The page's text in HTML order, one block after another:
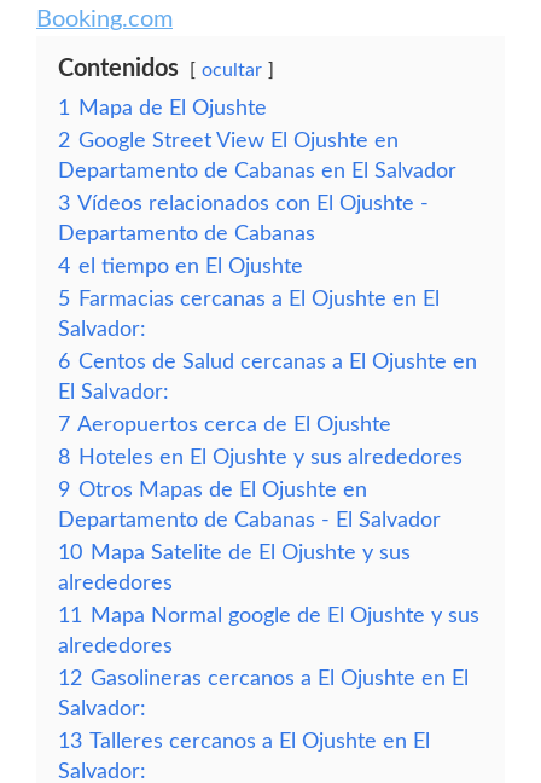
Booking.com
Contenidos ocultar
1
Mapa de El Ojushte
2 Google Street View El Ojushte en
Departamento de Cabanas en El Salvador
3 Vídeos relacionados con El Ojushte -
Departamento de Cabanas
4 el tiempo en El Ojushte
5 Farmacias cercanas a El Ojushte en El
Salvador:
6 Centos de Salud cercanas a El Ojushte en
El Salvador:
7 Aeropuertos cerca de El Ojushte
8 Hoteles en El Ojushte y sus alrededores
9 Otros Mapas de El Ojushte en
Departamento de Cabanas - El Salvador
10 Mapa Satelite de El Ojushte y sus
alrededores
11
Mapa Normal google de El Ojushte y sus
alrededores
12 Gasolineras cercanos a El Ojushte en El
Salvador:
13 Talleres cercanos a El Ojushte en El
Salvador: